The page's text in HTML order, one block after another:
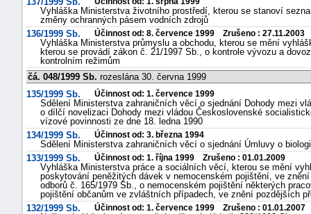
Vyhláška Ministerstva životního prostředí, kterou se stanoví
změny ochranných pásem vodních zdrojů
136/1999 Sb.
Účinnost od: 8. července 1999 Zrušeno : 27.11.2003
Vyhláška Ministerstva průmyslu a obchodu, kterou se mění
kterou se provádí zákon č. 21/1997 Sb., o kontrole vývozu a
kontrolním režimům
čá. 048/1999 Sb. rozeslána 30. června 1999
135/1999 Sb.
Účinnost od: 1. července 1999
Sdělení Ministerstva zahraničních věcí o sjednání Dohody mezi
o dílčí novelizaci Dohody mezi vládou Československé
vízové povinnosti ze dne 18. ledna 1990
134/1999 Sb.
Účinnost od: 3. března 1994
Sdělení Ministerstva zahraničních věcí o sjednání Úmluvy o
133/1999 Sb.
Účinnost od: 1. října 1999 Zrušeno : 01.01.2009
Vyhláška Ministerstva práce a sociálních věcí, kterou se mění
poskytování peněžitých dávek v nemocenském pojištění, ve
odborů č. 165/1979 Sb., o nemocenském pojištění některých
pojištění občanům ve zvláštních případech, ve znění pozdějších
132/1999 Sb.
Účinnost od: 1. července 1999 Zrušeno : 01.01.2007